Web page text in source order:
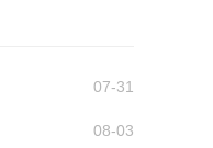
07-31
08-03